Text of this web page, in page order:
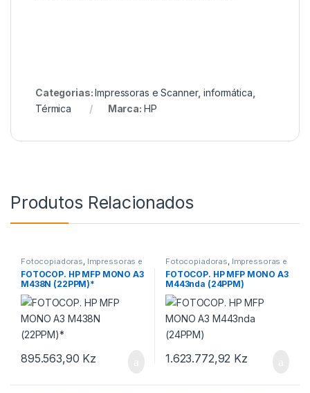
Categorias:Impressoras e Scanner,informática
Térmica
Marca: HP
Produtos Relacionados
Fotocopiadoras, Impressoras e
Scanner ,informática
FOTOCOP. HP MFP MONO A3
M438N (22PPM)*
895.563,90 Kz
Fotocopiadoras, Impressoras e
Scanner ,informática
FOTOCOP. HP MFP MONO A3
M443nda (24PPM)
1.623.772,92 Kz